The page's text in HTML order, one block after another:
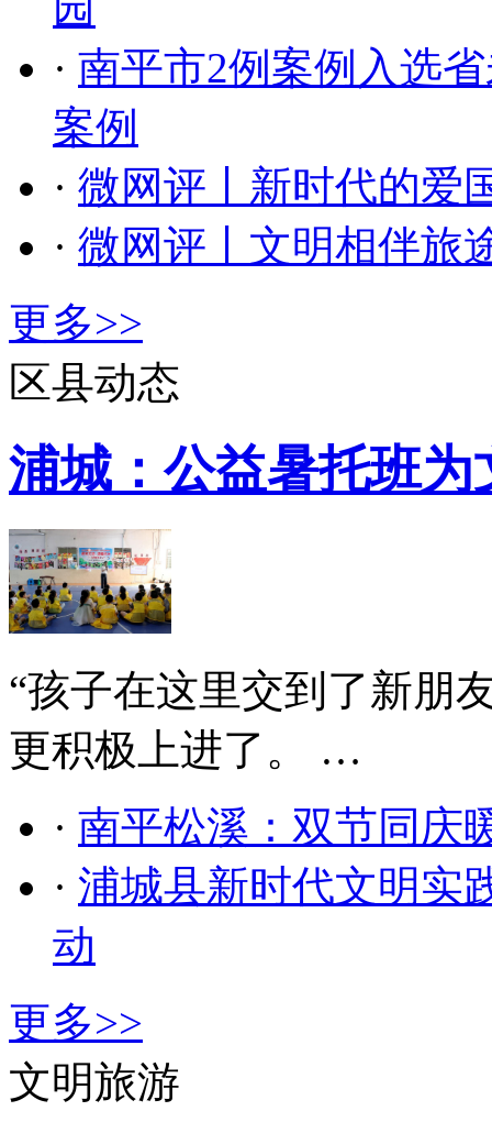
· 南平市2例案例入选
案例
· 微网评丨新时代的爱
· 微网评丨文明相伴旅
更多>>
区县动态
浦城：公益暑托班为
​“孩子在这里交到了新朋
更积极上进了。 …
· 南平松溪：双节同
· 浦城县新时代文明实
动
更多>>
文明旅游